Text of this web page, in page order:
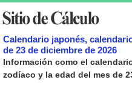
Calendario japonés,
de 23 de diciembre de 2026
Información como el
zodíaco y la edad del mes de